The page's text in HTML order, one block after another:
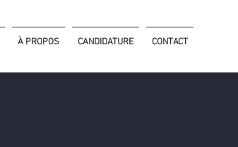
À PROPOS CANDIDATURE CONTACT